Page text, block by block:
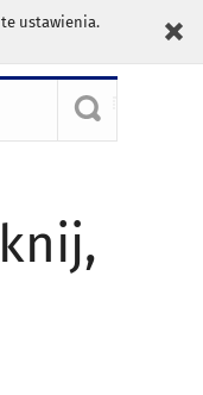
ustawienia.